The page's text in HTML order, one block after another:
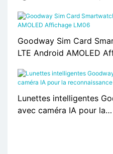
Goodway Sim Card
LTE Android AMOLED
Lunettes intelligentes
avec caméra IA pour la